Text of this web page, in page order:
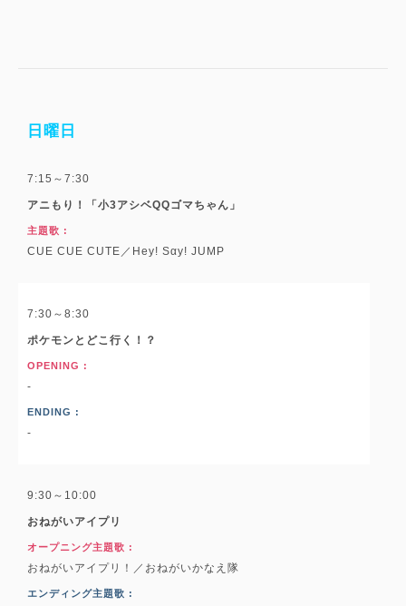
日曜日
7:15～7:30
アニもり！「小3アシベQQゴマちゃん」
主題歌 :
CUE CUE CUTE／Hey! Sαy! JUMP
7:30～8:30
ポケモンとどこ行く！？
OPENING :
-
ENDING :
-
9:30～10:00
おねがいアイプリ
オープニング主題歌 :
おねがいアイプリ！／おねがいかなえ隊
エンディング主題歌 :